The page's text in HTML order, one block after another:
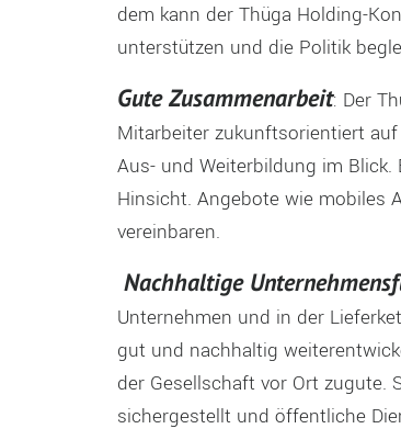
dem kann der Thüga Holding-
unterstützen und die Politik
Gute Zusammenarbeit: Der
Mitarbeiter zukunftsorientiert
Aus- und Weiterbildung im
Hinsicht. Angebote wie mobiles
vereinbaren.
Nachhaltige
Unternehmen und in der
gut und nachhaltig
der Gesellschaft vor Ort zugute.
sichergestellt und öffentliche